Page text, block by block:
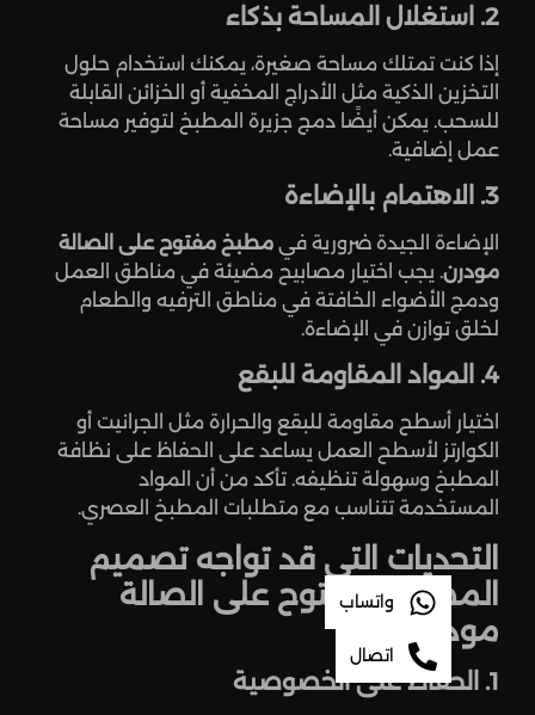
2. استغلال المساحة بذكاء
إذا كنت تمتلك مساحة صغيرة، يمكنك استخدام حلول
التخزين الذكية مثل الأدراج المخفية أو الخزائن القابلة
للسحب. يمكن أيضًا دمج جزيرة المطبخ لتوفير مساحة
عمل إضافية.
3. الاهتمام بالإضاءة
الإضاءة الجيدة ضرورية في مطبخ مفتوح على الصالة
مودرن. يجب اختيار مصابيح مضيئة في مناطق العمل
ودمج الأضواء الخافتة في مناطق الترفيه والطعام
لخلق توازن في الإضاءة.
4. المواد المقاومة للبقع
اختيار أسطح مقاومة للبقع والحرارة مثل الجرانيت أو
الكوارتز لأسطح العمل يساعد على الحفاظ على نظافة
المطبخ وسهولة تنظيفه. تأكد من أن المواد
المستخدمة تتناسب مع متطلبات المطبخ العصري.
التحديات التي قد تواجه تصميم
المطبخ المفتوح على الصالة
مودرن
1. الحفاظ على الخصوصية
واتساب
اتصال